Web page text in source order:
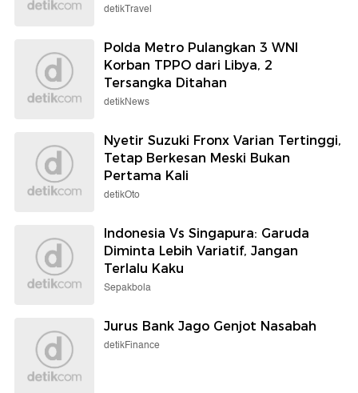
detikTravel
Polda Metro Pulangkan 3 WNI
Korban TPPO dari Libya, 2
Tersangka Ditahan
detikNews
Nyetir Suzuki Fronx Varian Tertinggi,
Tetap Berkesan Meski Bukan
Pertama Kali
detikOto
Indonesia Vs Singapura: Garuda
Diminta Lebih Variatif, Jangan
Terlalu Kaku
Sepakbola
Jurus Bank Jago Genjot Nasabah
detikFinance